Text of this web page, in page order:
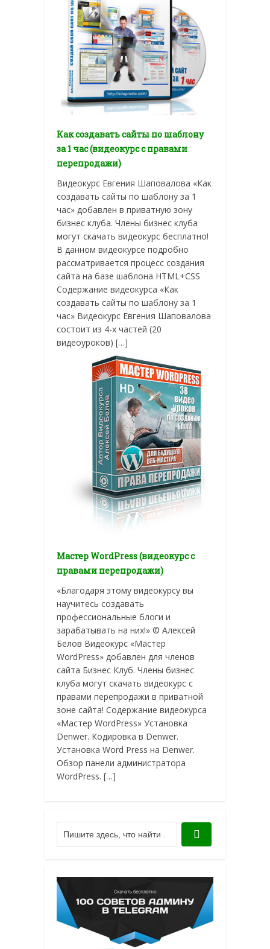
Как создавать сайты по шаблону
за 1 час (видеокурс с правами
перепродажи)
Видеокурс Евгения Шаповалова «Как
создавать сайты по шаблону за 1
час» добавлен в приватную зону
бизнес клуба. Члены бизнес клуба
могут скачать видеокурс бесплатно!
В данном видеокурсе подробно
рассматривается процесс создания
сайта на базе шаблона HTML+CSS
Содержание видеокурса «Как
создавать сайты по шаблону за 1
час» Видеокурс Евгения Шаповалова
состоит из 4-х частей (20
видеоуроков) […]
Мастер WordPress (видеокурс с
правами перепродажи)
«Благодаря этому видеокурсу вы
научитесь создавать
профессиональные блоги и
зарабатывать на них!» © Алексей
Белов Видеокурс «Мастер
WordPress» добавлен для членов
сайта Бизнес Клуб. Члены бизнес
клуба могут скачать видеокурс с
правами перепродажи в приватной
зоне сайта! Содержание видеокурса
«Мастер WordPress» Установка
Denwer. Кодировка в Denwer.
Установка Word Press на Denwer.
Обзор панели администратора
WordPress. […]